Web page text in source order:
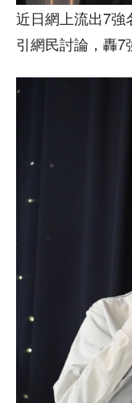
近日網上流出7強
引網民討論，轟7